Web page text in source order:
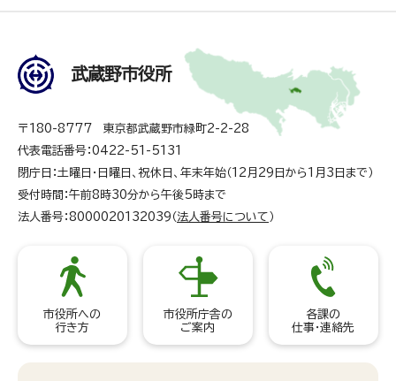
武蔵野市役所
〒180-8777 東京都武蔵野市緑町2-2-28
代表電話番号：0422-51-5131
閉庁日：土曜日・日曜日、祝休日、年末年始（12月29日から1月3日まで）
受付時間：午前8時30分から午後5時まで
法人番号：8000020132039（法人番号について ）
市役所への
行き方
市役所庁舎の
ご案内
各課の
仕事・連絡先